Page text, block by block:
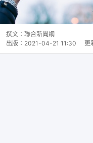
撰文： 聯合新聞網
出版： 2021-04-21 11:30 更